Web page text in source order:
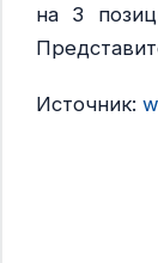
на 3
Источник: